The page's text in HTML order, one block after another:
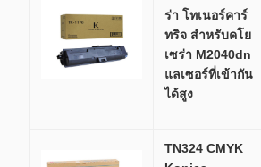
ร่า โทเนอร์คาร์
ทริจ สําหรับคโย
เซร่า M2040dn
แลเซอร์ที่เข้ากัน
ได้สูง
TN324 CMYK